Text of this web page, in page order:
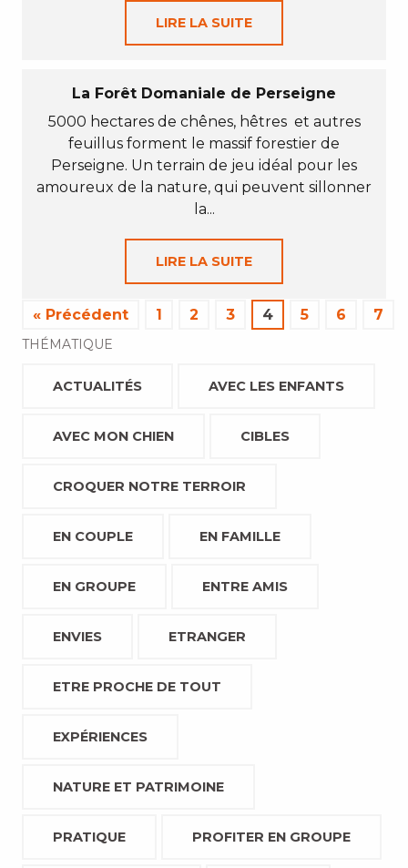
LIRE LA SUITE
La Forêt Domaniale de Perseigne
5000 hectares de chênes, hêtres et autres
feuillus forment le massif forestier de
Perseigne. Un terrain de jeu idéal pour les
amoureux de la nature, qui peuvent sillonner
la...
LIRE LA SUITE
« Précédent 1 2 3 4 5 6 7
THÉMATIQUE
ACTUALITÉS AVEC LES ENFANTS
AVEC MON CHIEN CIBLES
CROQUER NOTRE TERROIR
EN COUPLE EN FAMILLE
EN GROUPE ENTRE AMIS
ENVIES ETRANGER
ETRE PROCHE DE TOUT
EXPÉRIENCES
NATURE ET PATRIMOINE
PRATIQUE PROFITER EN GROUPE